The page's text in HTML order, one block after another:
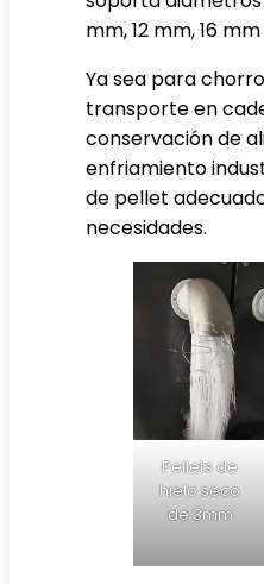
mm, 12 mm, 16
Ya sea para
transporte en
conservación de
enfriamiento
de pellet
necesidades.
Pellets de
hielo seco
de 3mm